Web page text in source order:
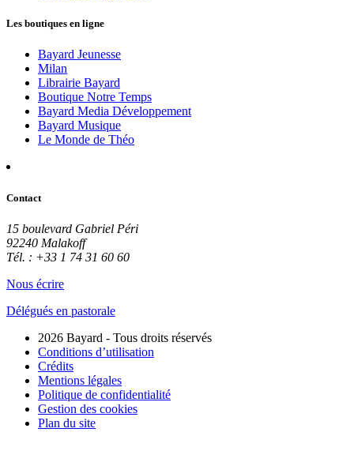
Les boutiques en ligne
Bayard Jeunesse
Milan
Librairie Bayard
Boutique Notre Temps
Bayard Media Développement
Bayard Musique
Le Monde de Théo
Contact
15 boulevard Gabriel Péri
92240 Malakoff
Tél. : +33 1 74 31 60 60
Nous écrire
Délégués en pastorale
2026 Bayard - Tous droits réservés
Conditions d’utilisation
Crédits
Mentions légales
Politique de confidentialité
Gestion des cookies
Plan du site